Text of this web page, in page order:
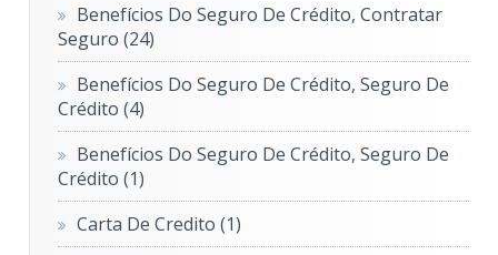
Benefícios Do Seguro De Crédito, Contratar
Seguro(24)
Benefícios Do Seguro De Crédito, Seguro De
Crédito(4)
Benefícios Do Seguro De Crédito, Seguro De
Crédito(1)
Carta De Credito(1)